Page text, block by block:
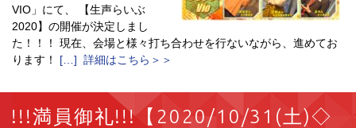
VIO」にて、 【生声らいぶ
2020】の開催が決定しまし
た！！！ 現在、会場と様々打ち合わせを行ないながら、進めてお
ります！ […] 詳細はこちら＞＞
!!!満員御礼!!!【2020/10/31(土)◇